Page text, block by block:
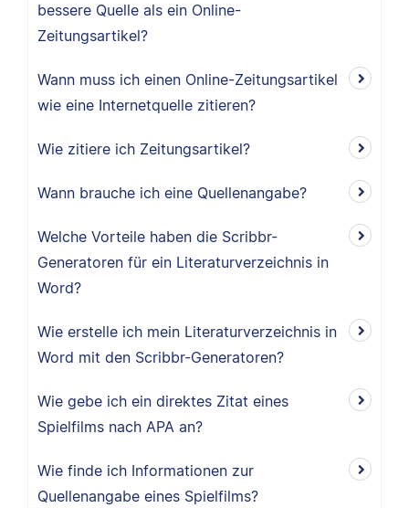
bessere Quelle als ein Online-
Zeitungsartikel?
Wann muss ich einen Online-Zeitungsartikel
wie eine Internetquelle zitieren?
Wie zitiere ich Zeitungsartikel?
Wann brauche ich eine Quellenangabe?
Welche Vorteile haben die Scribbr-
Generatoren für ein Literaturverzeichnis in
Word?
Wie erstelle ich mein Literaturverzeichnis in
Word mit den Scribbr-Generatoren?
Wie gebe ich ein direktes Zitat eines
Spielfilms nach APA an?
Wie finde ich Informationen zur
Quellenangabe eines Spielfilms?